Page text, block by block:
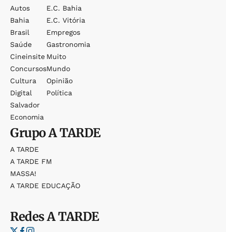
Autos
Bahia
Brasil
Saúde
Cineinsite
Concursos
Cultura
Digital
Salvador
Economia
E.c. Bahia
E.c. Vitória
Empregos
Gastronomia
Muito
Mundo
Opinião
Política
GrupoA TARDE
A TARDE
A TARDE FM
MASSA!
A TARDE EDUCAÇÃO
RedesA TARDE